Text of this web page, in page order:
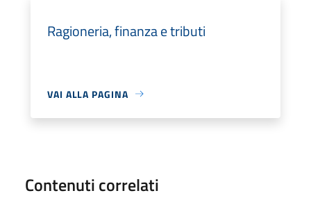
Ragioneria, finanza e tributi
VAI ALLA PAGINA
Contenuti correlati